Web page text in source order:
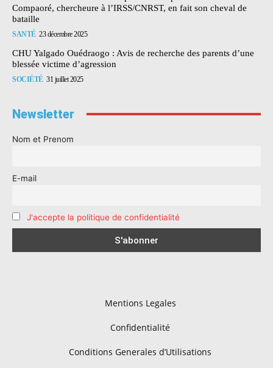
Compaoré, chercheure à l’IRSS/CNRST, en fait son cheval de
bataille
SANTÉ 23 décembre 2025
CHU Yalgado Ouédraogo : Avis de recherche des parents d’une
blessée victime d’agression
SOCIÉTÉ 31 juillet 2025
Newsletter
Nom et Prenom
E-mail
J'accepte la politique de confidentialité
Mentions Legales
Confidentialité
Conditions Generales d’Utilisations